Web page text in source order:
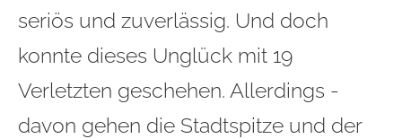
seriös und zuverlässig. Und doch
konnte dieses Unglück mit 19
Verletzten geschehen. Allerdings -
davon gehen die Stadtspitze und der